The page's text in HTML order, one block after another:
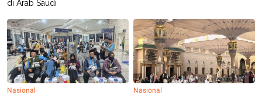
di Arab Saudi
Nasional Nasional